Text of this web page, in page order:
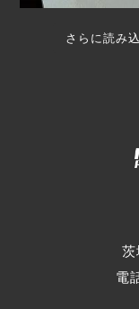
茨
電
さらに読み